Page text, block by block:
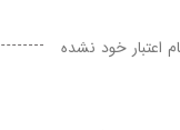
اعتبار خود نشده